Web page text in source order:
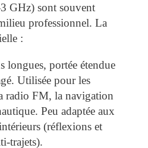
GHz) sont souvent
professionnel. La
:
longues, portée étendue
Utilisée pour les
radio FM, la navigation
Peu adaptée aux
(réflexions et
trajets).